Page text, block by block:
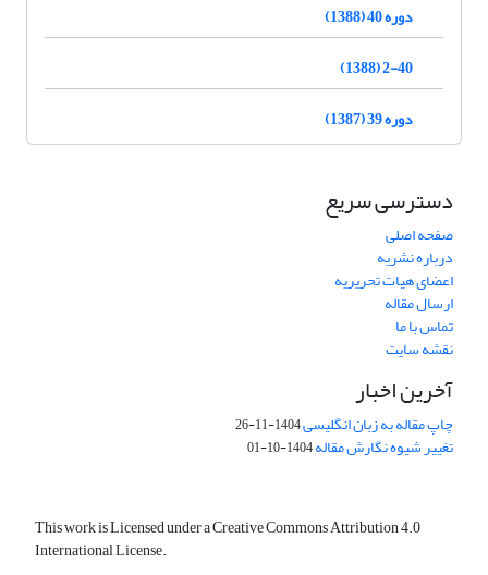
دوره 40 (1388)
2-40 (1388)
دوره 39 (1387)
دسترسی سریع
صفحه اصلی
درباره نشریه
اعضای هیات تحریریه
ارسال مقاله
تماس با ما
نقشه سایت
آخرین اخبار
چاپ مقاله به زبان انگلیسی1404-11-26
تغییر شیوه نگارش مقاله1404-10-01
This work is Licensed under a Creative Commons Attribution 4.0
International License.